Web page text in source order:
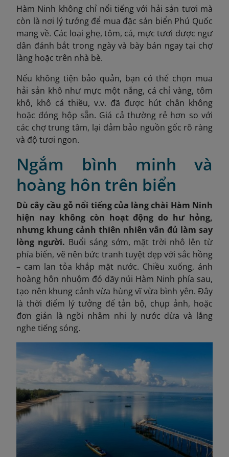
Hàm Ninh không chỉ nổi tiếng với hải sản tươi mà
còn là nơi lý tưởng để mua đặc sản biển Phú Quốc
mang về. Các loại ghẹ, tôm, cá, mực tươi được ngư
dân đánh bắt trong ngày và bày bán ngay tại chợ
làng hoặc trên nhà bè.
Nếu không tiện bảo quản, bạn có thể chọn mua
hải sản khô như mực một nắng, cá chỉ vàng, tôm
khô, khô cá thiều, v.v. đã được hút chân không
hoặc đóng hộp sẵn. Giá cả thường rẻ hơn so với
các chợ trung tâm, lại đảm bảo nguồn gốc rõ ràng
và độ tươi ngon.
Ngắm bình minh và
hoàng hôn trên biển
Dù cây cầu gỗ nổi tiếng của làng chài Hàm Ninh
hiện nay không còn hoạt động do hư hỏng,
nhưng khung cảnh thiên nhiên vẫn đủ làm say
lòng người. Buổi sáng sớm, mặt trời nhô lên từ
phía biển, vẽ nên bức tranh tuyệt đẹp với sắc hồng
– cam lan tỏa khắp mặt nước. Chiều xuống, ánh
hoàng hôn nhuộm đỏ dãy núi Hàm Ninh phía sau,
tạo nên khung cảnh vừa hùng vĩ vừa bình yên. Đây
là thời điểm lý tưởng để tản bộ, chụp ảnh, hoặc
đơn giản là ngồi nhâm nhi ly nước dừa và lắng
nghe tiếng sóng.